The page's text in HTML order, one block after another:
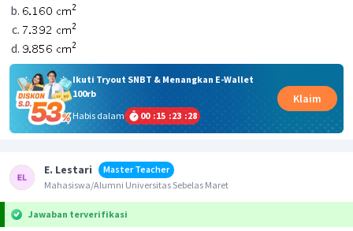
Ikuti Tryout SNBT & Menangkan E-Wallet
100rb
Habis dalam
00 :15 :23 :27
Klaim
E. Lestari
Master Teacher
Mahasiswa/Alumni Universitas Sebelas Maret
Jawaban terverifikasi